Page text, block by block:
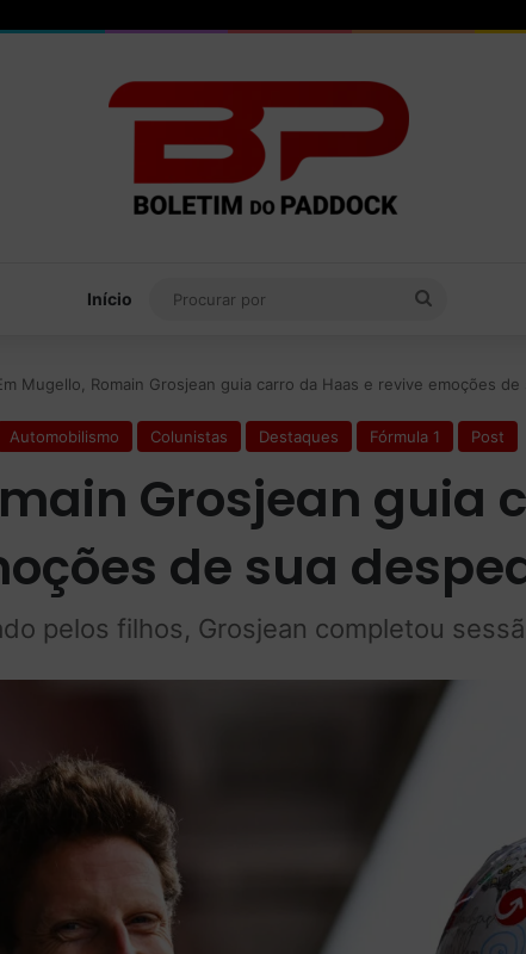
Início
Mugello, Romain Grosjean guia carro da Haas e revive emoções de
Automobilismo Colunistas Destaques Fórmula 1 Post
Grosjean guia
de sua
pelos filhos, Grosjean completou